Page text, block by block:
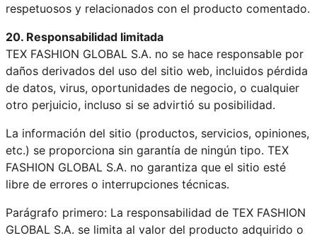
respetuosos y relacionados con el producto comentado.
20. Responsabilidad limitada
TEX FASHION GLOBAL S.A. no se hace responsable por
daños derivados del uso del sitio web, incluidos pérdida
de datos, virus, oportunidades de negocio, o cualquier
otro perjuicio, incluso si se advirtió su posibilidad.
La información del sitio (productos, servicios, opiniones,
etc.) se proporciona sin garantía de ningún tipo. TEX
FASHION GLOBAL S.A. no garantiza que el sitio esté
libre de errores o interrupciones técnicas.
Parágrafo primero: La responsabilidad de TEX FASHION
GLOBAL S.A. se limita al valor del producto adquirido o